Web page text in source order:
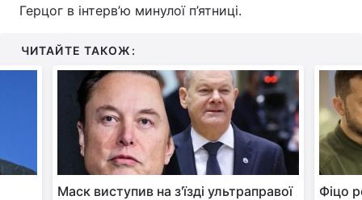
Герцог в інтерв’ю минулої п’ятниці.
ЧИТАЙТЕ ТАКОЖ:
Маск виступив на з'їзді ультраправої
Фіцо